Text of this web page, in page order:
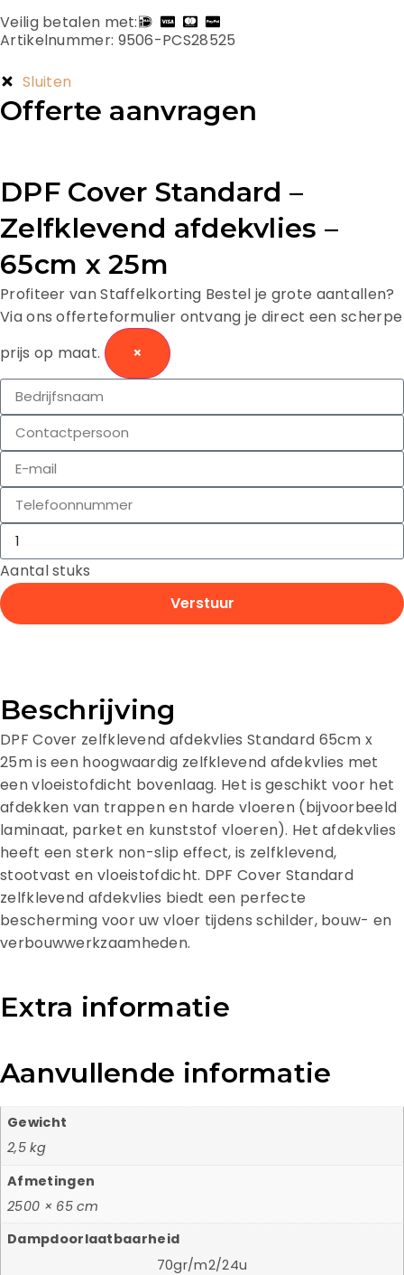
Veilig betalen met:
Artikelnummer: 9506-PCS28525
Sluiten
Offerte aanvragen
DPF Cover Standard –
Zelfklevend afdekvlies –
65cm x 25m
Profiteer van Staffelkorting Bestel je grote aantallen?
Via ons offerteformulier ontvang je direct een scherpe
prijs op maat.
×
Aantal stuks
Verstuur
Beschrijving
DPF Cover zelfklevend afdekvlies Standard 65cm x
25m is een hoogwaardig zelfklevend afdekvlies met
een vloeistofdicht bovenlaag. Het is geschikt voor het
afdekken van trappen en harde vloeren (bijvoorbeeld
laminaat, parket en kunststof vloeren). Het afdekvlies
heeft een sterk non-slip effect, is zelfklevend,
stootvast en vloeistofdicht. DPF Cover Standard
zelfklevend afdekvlies biedt een perfecte
bescherming voor uw vloer tijdens schilder, bouw- en
verbouwwerkzaamheden.
Extra informatie
Aanvullende informatie
Gewicht
2,5 kg
Afmetingen
2500 × 65 cm
Dampdoorlaatbaarheid
70gr/m2/24u